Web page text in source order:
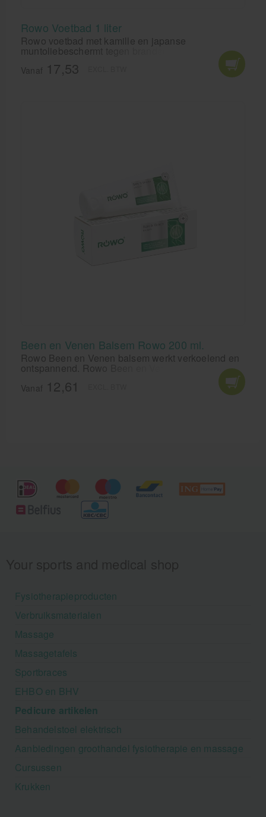
Rowo Voetbad 1 liter
Rowo voetbad met kamille en japanse
muntoliebeschermt tegen brandende voeten
zweetvoeten en voetschimmels.Rowo voetbad
werkt verkoelend, desodoriserend en verzorgend.
Vanaf 17,53
Been en Venen Balsem Rowo 200 ml.
Rowo Been en Venen balsem werkt verkoelend en
ontspannend. Rowo Been en Venen (ader) Creme
werkt perfect tegen SPATADERS. Ideaal gebruik
voor de diabetische voet.
Vanaf 12,61
Fysiotherapieproducten
Verbruiksmaterialen
Massage
Massagetafels
Sportbraces
EHBO en BHV
Pedicure artikelen
Behandelstoel elektrisch
Aanbiedingen groothandel fysiotherapie en massage
Cursussen
Krukken